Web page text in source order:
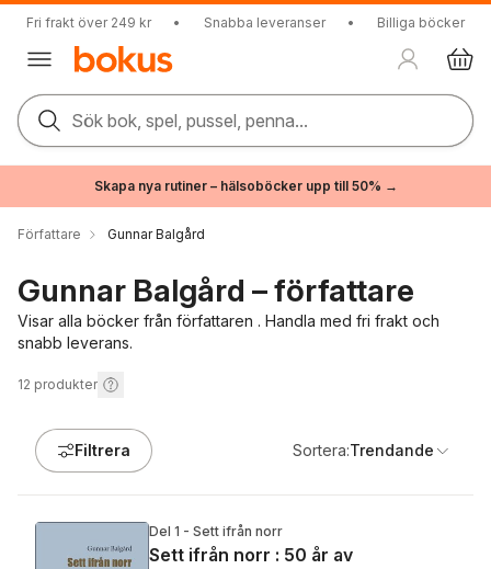
Fri frakt över 249 kr • Snabba leveranser • Billiga böcker
Sök bok, spel, pussel, penna...
Skapa nya rutiner – hälsoböcker upp till 50% →
Författare Gunnar Balgård
Gunnar Balgård – författare
Visar alla böcker från författaren . Handla med fri frakt och
snabb leverans.
12 produkter
Filtrera Sortera:Trendande
Del 1 - Sett ifrån norr
Sett ifrån norr : 50 år av